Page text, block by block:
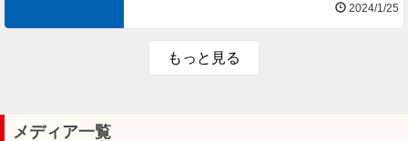
2024/1/25
もっと見る
メディア一覧